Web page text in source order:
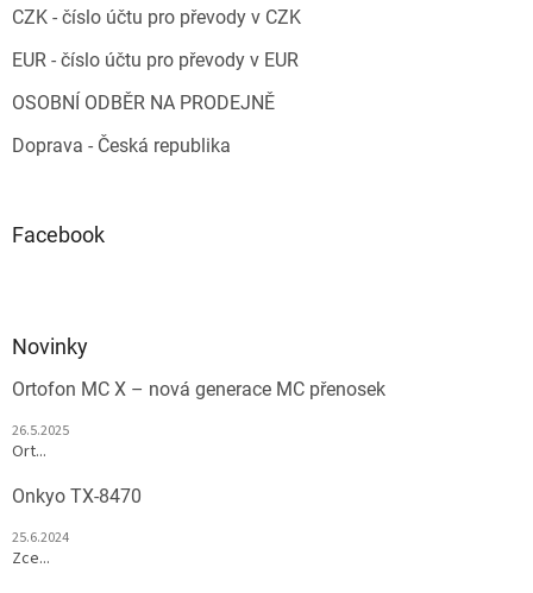
CZK - číslo účtu pro převody v CZK
EUR - číslo účtu pro převody v EUR
OSOBNÍ ODBĚR NA PRODEJNĚ
Doprava - Česká republika
Facebook
Novinky
Ortofon MC X – nová generace MC přenosek
26.5.2025
Ort...
Onkyo TX-8470
25.6.2024
Zce...